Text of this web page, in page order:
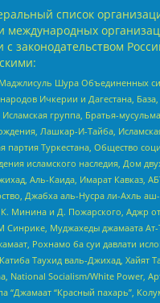
список
международных
с законодательством
Шура Объединенных
Ичкерии и Дагестана,
группа, Братья-
Лашкар-И-Тайба,
партия Туркестана, Общество
исламского наследия, Дом
Аль-Каида, Имарат Кавказ,
Джабха аль-Нусра ли-Ахль
Минина и Д. Пожарского, Аджр от
Синрике, Муджахеды джамаата
Рохнамо ба суи давлати
Таухид валь-Джихад,
National Socialism/White Power,
“Джамаат “Красный пахарь”,